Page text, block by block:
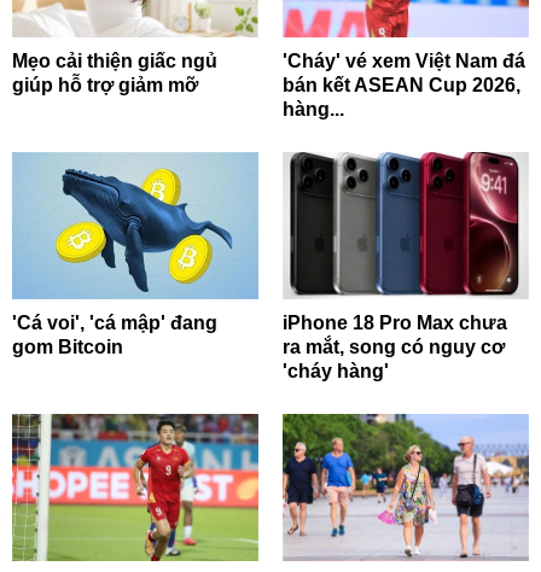
Mẹo cải thiện giấc ngủ
giúp hỗ trợ giảm mỡ
'Cháy' vé xem Việt Nam đá
bán kết ASEAN Cup 2026,
hàng...
'Cá voi', 'cá mập' đang
gom Bitcoin
iPhone 18 Pro Max chưa
ra mắt, song có nguy cơ
'cháy hàng'